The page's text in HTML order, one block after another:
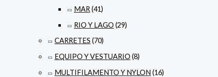
MAR(41)
RIO Y LAGO (29)
CARRETES (70)
EQUIPO Y VESTUARIO (8)
MULTIFILAMENTO Y NYLON (16)